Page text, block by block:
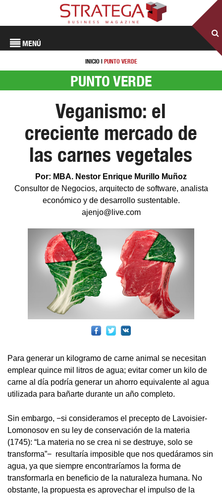
MENÚ
INICIO| PUNTO VERDE
PUNTO VERDE
Veganismo: el
creciente mercado de
las carnes vegetales
Por: MBA. Nestor Enrique Murillo Muñoz
Consultor de Negocios, arquitecto de software, analista
económico y de desarrollo sustentable.
ajenjo@live.com
Para generar un kilogramo de carne animal se necesitan
emplear quince mil litros de agua; evitar comer un kilo de
carne al día podría generar un ahorro equivalente al agua
utilizada para bañarte durante un año completo.
Sin embargo, −si consideramos el precepto de Lavoisier-
Lomonosov en su ley de conservación de la materia
(1745): “La materia no se crea ni se destruye, solo se
transforma”− resultaría imposible que nos quedáramos sin
agua, ya que siempre encontraríamos la forma de
transformarla en beneficio de la naturaleza humana. No
obstante, la propuesta es aprovechar el impulso de la